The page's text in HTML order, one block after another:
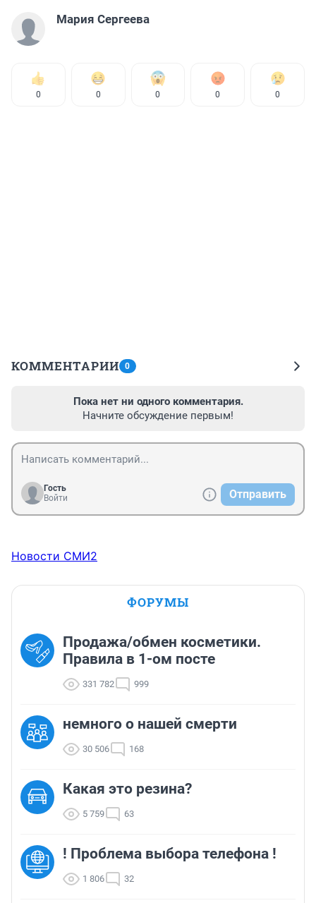
Мария Сергеева
0 0 0 0 0
КОММЕНТАРИИ 0
Пока нет ни одного комментария.
Начните обсуждение первым!
Гость
Войти
Отправить
Новости СМИ2
ФОРУМЫ
Продажа/обмен косметики.
Правила в 1-ом посте
331 782 999
немного о нашей смерти
30 506 168
Какая это резина?
5 759 63
! Проблема выбора телефона !
1 806 32